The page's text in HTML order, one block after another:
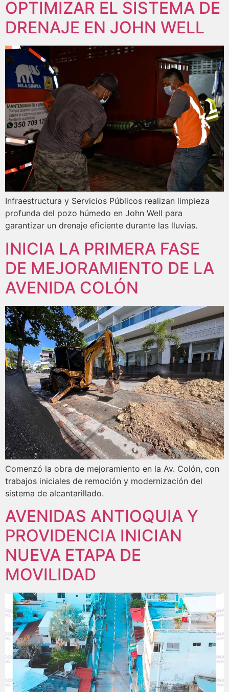
OPTIMIZAR EL SISTEMA DE
DRENAJE EN JOHN WELL
Infraestructura y Servicios Públicos realizan limpieza
profunda del pozo húmedo en John Well para
garantizar un drenaje eficiente durante las lluvias.
INICIA LA PRIMERA FASE
DE MEJORAMIENTO DE LA
AVENIDA COLÓN
Comenzó la obra de mejoramiento en la Av. Colón, con
trabajos iniciales de remoción y modernización del
sistema de alcantarillado.
AVENIDAS ANTIOQUIA Y
PROVIDENCIA INICIAN
NUEVA ETAPA DE
MOVILIDAD